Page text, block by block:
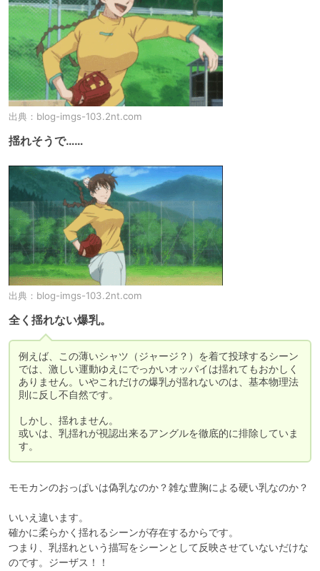
出典： blog-imgs-103.2nt.com
揺れそうで……
出典： blog-imgs-103.2nt.com
全く揺れない爆乳。
例えば、この薄いシャツ（ジャージ？）を着て投球するシーン
では、激しい運動ゆえにでっかいオッパイは揺れてもおかしく
ありません。いやこれだけの爆乳が揺れないのは、基本物理法
則に反し不自然です。
しかし、揺れません。
或いは、乳揺れが視認出来るアングルを徹底的に排除していま
す。
モモカンのおっぱいは偽乳なのか？雑な豊胸による硬い乳なのか？
いいえ違います。
確かに柔らかく揺れるシーンが存在するからです。
つまり、乳揺れという描写をシーンとして反映させていないだけな
のです。ジーザス！！